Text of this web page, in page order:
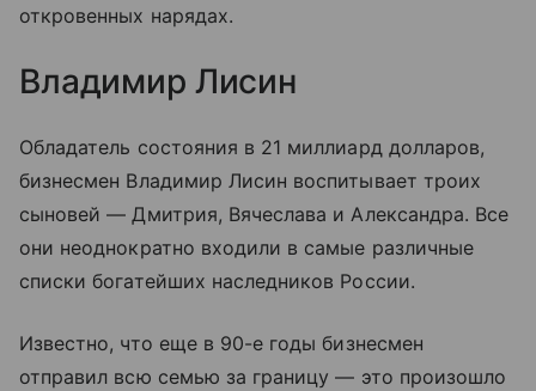
откровенных нарядах.
Владимир Лисин
Обладатель состояния в 21 миллиард долларов,
бизнесмен Владимир Лисин воспитывает троих
сыновей — Дмитрия, Вячеслава и Александра. Все
они неоднократно входили в самые различные
списки богатейших наследников России.
Известно, что еще в 90-е годы бизнесмен
отправил всю семью за границу — это произошло